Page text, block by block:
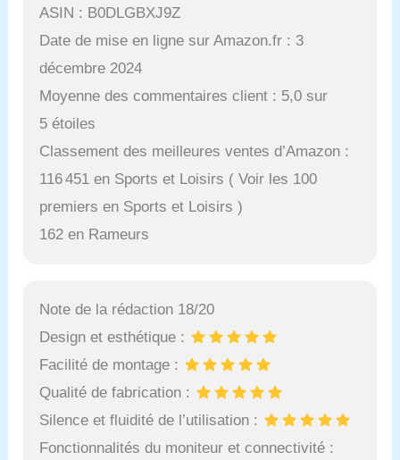
ASIN : B0DLGBXJ9Z
Date de mise en ligne sur Amazon.fr : 3
décembre 2024
Moyenne des commentaires client : 5,0 sur
5 étoiles
Classement des meilleures ventes d’Amazon :
116 451 en Sports et Loisirs ( Voir les 100
premiers en Sports et Loisirs )
162 en Rameurs
Note de la rédaction 18/20
Design et esthétique :
Facilité de montage :
Qualité de fabrication :
Silence et fluidité de l’utilisation :
Fonctionnalités du moniteur et connectivité :